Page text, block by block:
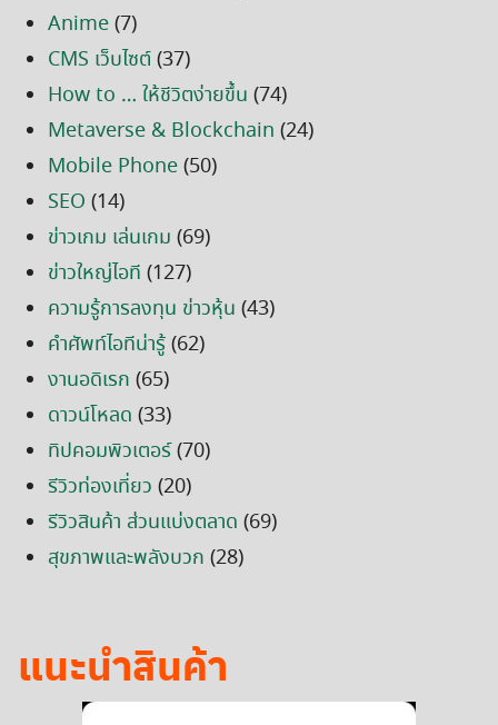
Anime(7)
CMS เว็บไซต์(37)
How to … ให้ชีวิตง่ายขึ้น (74)
Metaverse & Blockchain (24)
Mobile Phone(50)
SEO (14)
ข่าวเกม เล่นเกม (69)
ข่าวใหญ่ไอที (127)
ความรู้การลงทุน ข่าวหุ้น (43)
คำศัพท์ไอทีน่ารู้(62)
งานอดิเรก (65)
ดาวน์โหลด (33)
ทิปคอมพิวเตอร์(70)
รีวิวท่องเที่ยว (20)
รีวิวสินค้า ส่วนแบ่งตลาด (69)
สุขภาพและพลังบวก (28)
แนะนำสินค้า